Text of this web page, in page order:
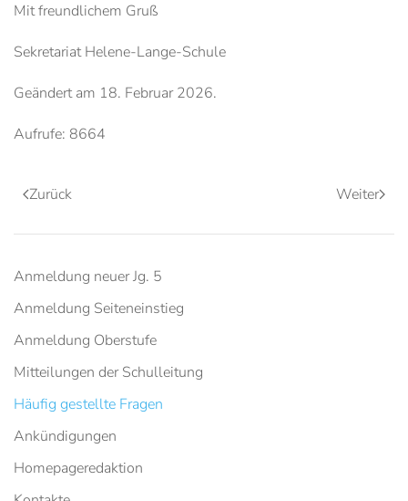
Mit freundlichem Gruß
Sekretariat Helene-Lange-Schule
Geändert am 18. Februar 2026.
Aufrufe: 8664
Zurück Weiter
Anmeldung neuer Jg. 5
Anmeldung Seiteneinstieg
Anmeldung Oberstufe
Mitteilungen der Schulleitung
Häufig gestellte Fragen
Ankündigungen
Homepageredaktion